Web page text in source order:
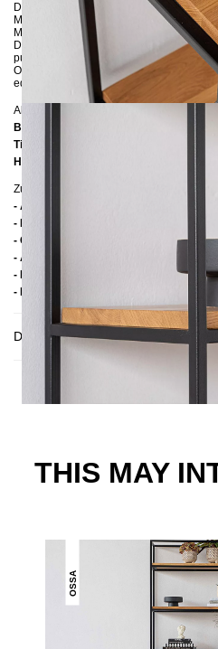
Das schmale Regal OSSA 50 finder
Material-Mix von Eichenholz und
Materialien. In den 5 Fächern können
Deko-Artikel gekonnt präsentieren.
pulverbeschichtetem Stahl und Eiche
OSSA Kollektion noch weitere
edlem Massivholz für Ihr Wohnzimmer!
Abmessungen
Breite:
Tiefe:
Höhe:
Zusätzliche Informationen
- Ablagen: Eiche astig lackiert
- FSC-zertifiziertes Holz
- Gestell: Pulverbeschichteter Stahl
- Ablagenhöhe: 33 cm
- Handmade
- Lieferzustand: Montiert
Delivery
THIS MAY
OSSA